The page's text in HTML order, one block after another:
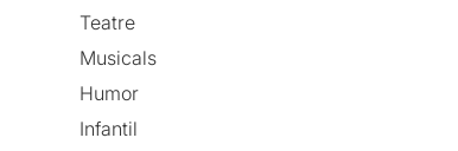
Teatre
Musicals
Humor
Infantil